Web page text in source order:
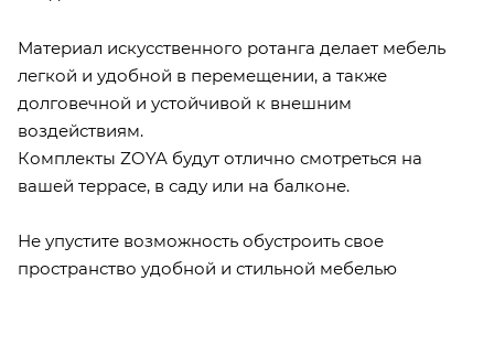
Материал искусственного ротанга делает мебель
легкой и удобной в перемещении, а также
долговечной и устойчивой к внешним
воздействиям.
Комплекты ZOYA будут отлично смотреться на
вашей террасе, в саду или на балконе.
Не упустите возможность обустроить свое
пространство удобной и стильной мебелью